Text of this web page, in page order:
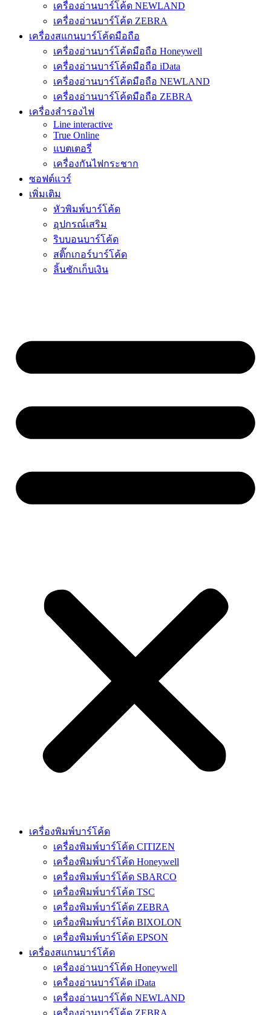
เครื่องอ่านบาร์โค้ด NEWLAND
เครื่องอ่านบาร์โค้ด ZEBRA
เครื่องสแกนบาร์โค้ดมือถือ
เครื่องอ่านบาร์โค้ดมือถือ Honeywell
เครื่องอ่านบาร์โค้ดมือถือ iData
เครื่องอ่านบาร์โค้ดมือถือ NEWLAND
เครื่องอ่านบาร์โค้ดมือถือ ZEBRA
เครื่องสำรองไฟ
Line interactive
True Online
แบตเตอรี่
เครื่องกันไฟกระชาก
ซอฟต์แวร์
เพิ่มเติม
หัวพิมพ์บาร์โค้ด
อุปกรณ์เสริม
ริบบอนบาร์โค้ด
สติ๊กเกอร์บาร์โค้ด
ลิ้นชักเก็บเงิน
เครื่องพิมพ์บาร์โค้ด
เครื่องพิมพ์บาร์โค้ด CITIZEN
เครื่องพิมพ์บาร์โค้ด Honeywell
เครื่องพิมพ์บาร์โค้ด SBARCO
เครื่องพิมพ์บาร์โค้ด TSC
เครื่องพิมพ์บาร์โค้ด ZEBRA
เครื่องพิมพ์บาร์โค้ด BIXOLON
เครื่องพิมพ์บาร์โค้ด EPSON
เครื่องสแกนบาร์โค้ด
เครื่องอ่านบาร์โค้ด Honeywell
เครื่องอ่านบาร์โค้ด iData
เครื่องอ่านบาร์โค้ด NEWLAND
เครื่องอ่านบาร์โค้ด ZEBRA